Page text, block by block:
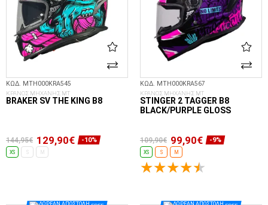
ΚΩΔ. MTH000KRA545
ΚΡΑΝΟΣ ΜΗΧΑΝΗΣ MT
BRAKER SV THE KING B8
144,95€ 129,90€ -10%
XS S
ΚΩΔ. MTH000KRA567
ΚΡΑΝΟΣ ΜΗΧΑΝΗΣ MT
STINGER 2 TAGGER B8
BLACK/PURPLE GLOSS
109,90€ 99,90€ -9%
XS S M